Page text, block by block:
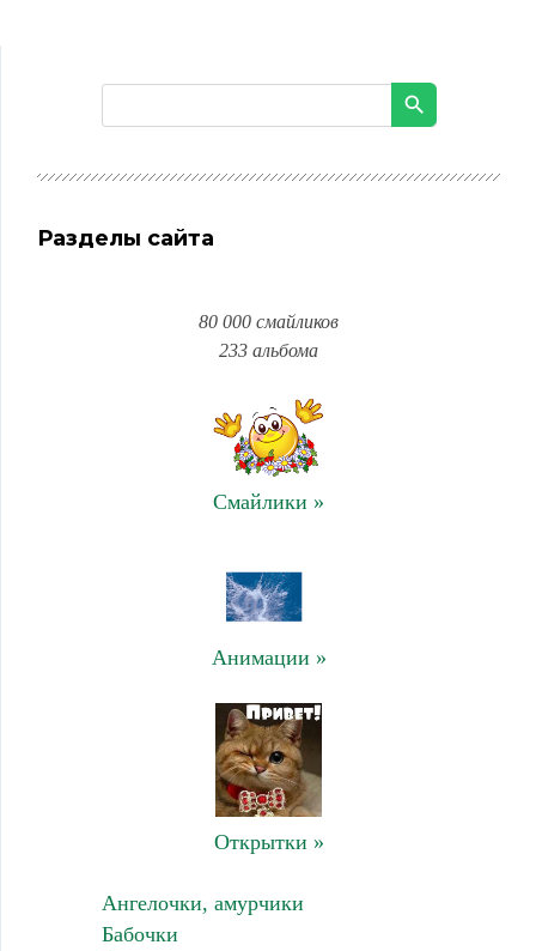
Разделы сайта
80 000 смайликов
233 альбома
Смайлики »
Анимации »
Открытки »
Ангелочки, амурчики
Бабочки